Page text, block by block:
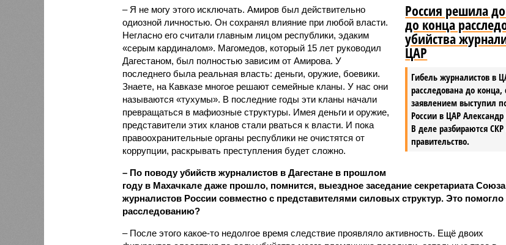
Россия решила
до конца
убийства
ЦАР
Гибель журналистов в
расследована до конца,
заявлением выступил
России в ЦАР
В деле разбираются
правительство.
– Я не могу этого исключать. Амиров был действительно
одиозной личностью. Он сохранял влияние при любой власти.
Негласно его считали главным лицом республики, эдаким
«серым кардиналом». Магомедов, который 15 лет руководил
Дагестаном, был полностью зависим от Амирова. У
последнего была реальная власть: деньги, оружие, боевики.
Знаете, на Кавказе многое решают семейные кланы. У нас они
называются «тухумы». В последние годы эти кланы начали
превращаться в мафиозные структуры. Имея деньги и оружие,
представители этих кланов стали рваться к власти. И пока
правоохранительные органы республики не очистятся от
коррупции, раскрывать преступления будет сложно.
– По поводу убийств журналистов в Дагестане в прошлом
году в Махачкале даже прошло, помнится, выездное заседание секретариата Союза
журналистов России совместно с представителями силовых структур. Это помогло
расследованию?
– После этого какое-то недолгое время следствие проявляло активность. Ещё двоих